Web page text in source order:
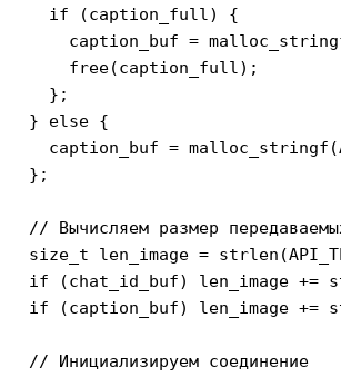
    if (caption_full) {
caption_buf =
      free(caption_full);
    };
  } else {
caption_buf =
  };
// Вычисляем размер
size_t len_image =
if (chat_id_buf) len_image +=
if (caption_buf) len_image +=
  // Инициализируем соединение